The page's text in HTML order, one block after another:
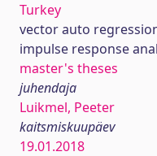
Turkey
vector auto
impulse response
master's theses
juhendaja
Luikmel, Peeter
kaitsmiskuupäev
19.01.2018